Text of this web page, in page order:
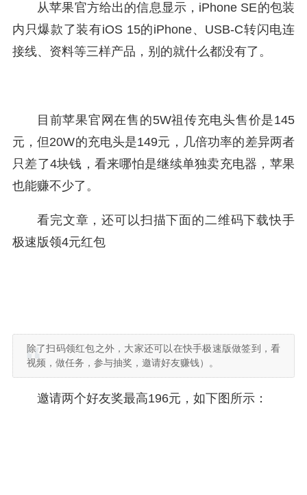
从苹果官方给出的信息显示，iPhone SE的包装
内只爆款了装有iOS 15的iPhone、USB-C转闪电连
接线、资料等三样产品，别的就什么都没有了。
目前苹果官网在售的5W祖传充电头售价是145
元，但20W的充电头是149元，几倍功率的差异两者
只差了4块钱，看来哪怕是继续单独卖充电器，苹果
也能赚不少了。
看完文章，还可以扫描下面的二维码下载快手
极速版领4元红包
除了扫码领红包之外，大家还可以在快手极速版做签到，看
视频，做任务，参与抽奖，邀请好友赚钱）。
邀请两个好友奖最高196元，如下图所示：